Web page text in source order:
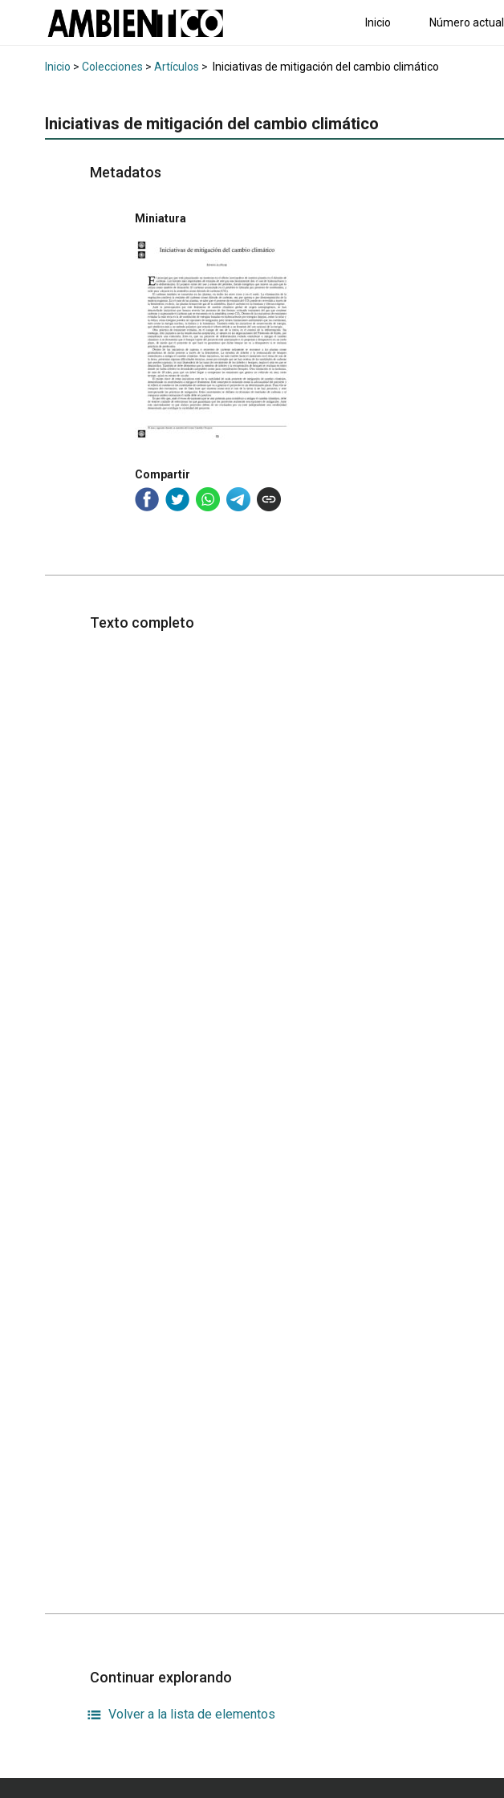
Inicio Número actual
Inicio > Colecciones > Artículos > Iniciativas de mitigación del cambio climático
Iniciativas de mitigación del cambio climático
Metadatos
Miniatura
Compartir
Texto completo
Continuar explorando
Volver a la lista de elementos